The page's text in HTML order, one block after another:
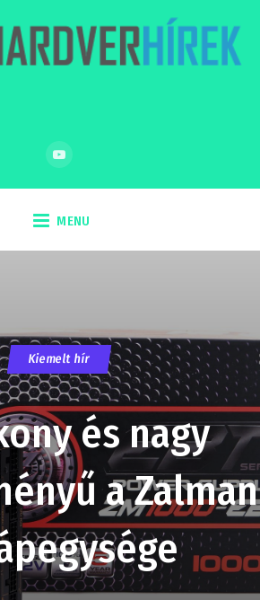
MENU
Kiemelt hír
és nagy
a Zalman